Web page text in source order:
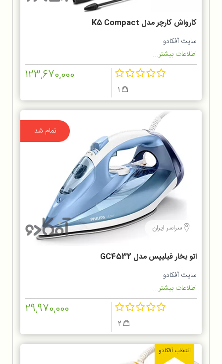
کارواش کارچر مدل K5 Compact
سایت آفکادو
اطلاعات بیشتر...
123,670,000
تمام شد
سراسر ایران
اتو بخار فیلیپس مدل GC4532
سایت آفکادو
اطلاعات بیشتر...
29,970,000
انتخاب آفکادو